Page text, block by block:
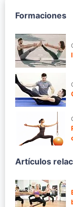
Formaciones
Artículos